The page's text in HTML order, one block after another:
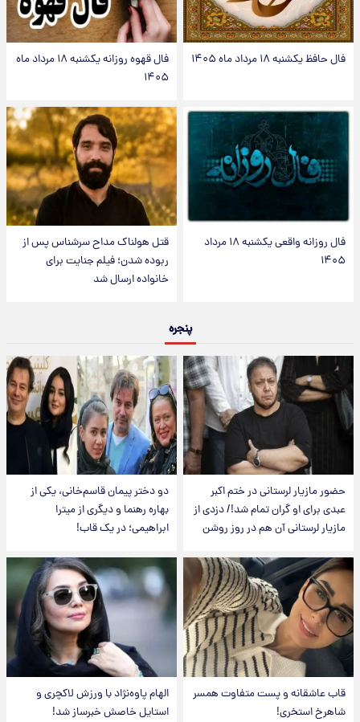
فال حافظ یکشنبه ۱۸ مرداد ماه ۱۴۰۵
فال قهوه روزانه یکشنبه ۱۸ مرداد ماه
۱۴۰۵
فال روزانه واقعی یکشنبه ۱۸ مرداد
۱۴۰۵
قتل هولناک مداح سرشناس پس از
ربوده شدن؛ فیلم جنایت برای
خانواده ارسال شد
پنجره
حضور مازیار لرستانی در ختم اکبر
عبدی برای او گران تمام شد!/ دزدی از
مازیار لرستانی آن هم در روز روشن
دو دختر پیمان قاسم‌خانی، یکی از
بهاره رهنما و دیگری از میترا
ابراهیمی؛ در یک قاب!
قاب عاشقانه و پست متفاوت همسر
شاهرخ استخری!
الهام پاوه‌نژاد با ورزش لاکچری و
استایل خاصش خبرساز شد!